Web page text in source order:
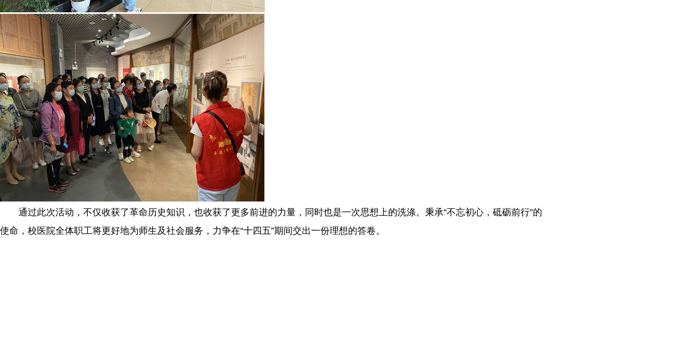
通过此次活动，不仅收获了革命历史知识，也收获了更多前进的力量，同时也是一次思想上的洗涤。秉承“不忘初心，砥砺前行”的
使命，校医院全体职工将更好地为师生及社会服务，力争在“十四五”期间交出一份理想的答卷。